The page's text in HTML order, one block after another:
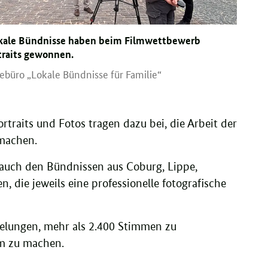
Bündnisse haben beim Filmwettbewerb
gewonnen.
„Lokale Bündnisse für Familie“
und Fotos tragen dazu bei, die Arbeit der
den Bündnissen aus Coburg, Lippe,
die jeweils eine professionelle fotografische
mehr als 2.400 Stimmen zu
zu machen.